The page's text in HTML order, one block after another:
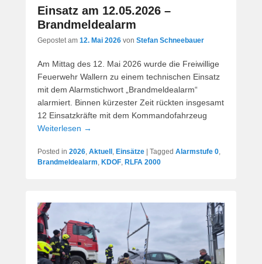
Einsatz am 12.05.2026 –
Brandmeldealarm
Gepostet am 12. Mai 2026 von Stefan Schneebauer
Am Mittag des 12. Mai 2026 wurde die Freiwillige
Feuerwehr Wallern zu einem technischen Einsatz
mit dem Alarmstichwort „Brandmeldealarm“
alarmiert. Binnen kürzester Zeit rückten insgesamt
12 Einsatzkräfte mit dem Kommandofahrzeug
Weiterlesen →
Posted in 2026, Aktuell , Einsätze Tagged Alarmstufe 0,
Brandmeldealarm, KDOF, RLFA 2000